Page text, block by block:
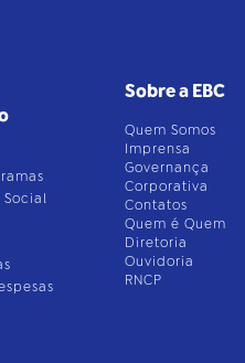
Sobre a EBC
Quem Somos
Imprensa
Governança
Corporativa
Contatos
Quem é Quem
Diretoria
Ouvidoria
RNCP